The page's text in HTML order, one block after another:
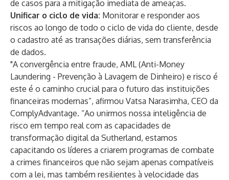
de casos para a mitigação imediata de ameaças.
Unificar o ciclo de vida: Monitorar e responder aos
riscos ao longo de todo o ciclo de vida do cliente, desde
o cadastro até as transações diárias, sem transferência
de dados.
"A convergência entre fraude, AML (Anti-Money
Laundering - Prevenção à Lavagem de Dinheiro) e risco é
este é o caminho crucial para o futuro das instituições
financeiras modernas”, afirmou Vatsa Narasimha, CEO da
ComplyAdvantage. “Ao unirmos nossa inteligência de
risco em tempo real com as capacidades de
transformação digital da Sutherland, estamos
capacitando os líderes a criarem programas de combate
a crimes financeiros que não sejam apenas compatíveis
com a lei, mas também resilientes à velocidade das